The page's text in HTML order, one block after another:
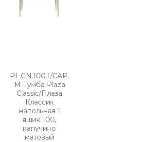
PL.CN.100.1/CAP.
M Тумба Plaza
Classic/Плаза
Классик
напольная 1
ящик 100,
капучино
матовый